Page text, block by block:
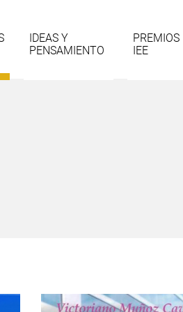
IDEAS Y
PENSAMIENTO
PREMIOS
IEE